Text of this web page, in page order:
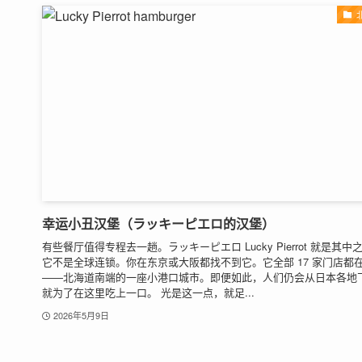
幸运小丑汉堡（ラッキーピエロ的汉堡）
有些餐厅值得专程去一趟。ラッキーピエロ Lucky Pierrot 就是其中之
它不是全球连锁。你在东京或大阪都找不到它。它全部 17 家门店都
——北海道南端的一座小港口城市。即便如此，人们仍会从日本各地
就为了在这里吃上一口。 光是这一点，就足...
2026年5月9日